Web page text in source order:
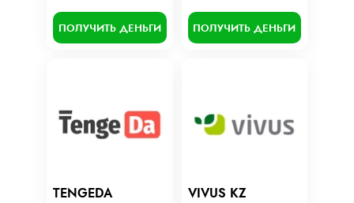
ПОЛУЧИТЬ ДЕНЬГИ ПОЛУЧИТЬ ДЕНЬГИ
TENGEDA VIVUS KZ